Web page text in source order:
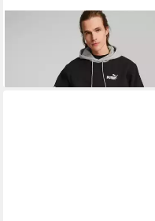
2-in-1-Pullover Hoodie
Pullover Colorblock